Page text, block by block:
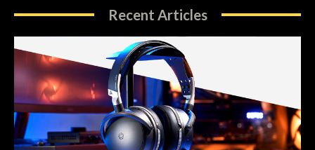
Recent Articles